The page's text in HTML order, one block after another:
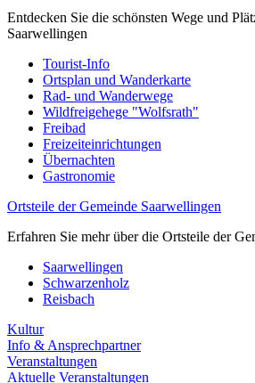
Entdecken Sie die schönsten Wege und
Saarwellingen
Tourist-Info
Ortsplan und Wanderkarte
Rad- und Wanderwege
Wildfreigehege "Wolfsrath"
Freibad
Freizeiteinrichtungen
Übernachten
Gastronomie
Ortsteile der Gemeinde Saarwellingen
Erfahren Sie mehr über die Ortsteile der
Saarwellingen
Schwarzenholz
Reisbach
Kultur
Info & Ansprechpartner
Veranstaltungen
Aktuelle Veranstaltungen